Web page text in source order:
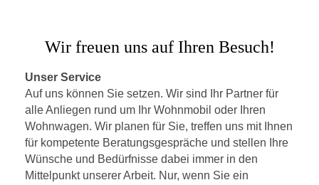
Wir freuen uns auf Ihren Besuch!
Unser Service
Auf uns können Sie setzen. Wir sind Ihr Partner für
alle Anliegen rund um Ihr Wohnmobil oder Ihren
Wohnwagen. Wir planen für Sie, treffen uns mit Ihnen
für kompetente Beratungsgespräche und stellen Ihre
Wünsche und Bedürfnisse dabei immer in den
Mittelpunkt unserer Arbeit. Nur, wenn Sie ein